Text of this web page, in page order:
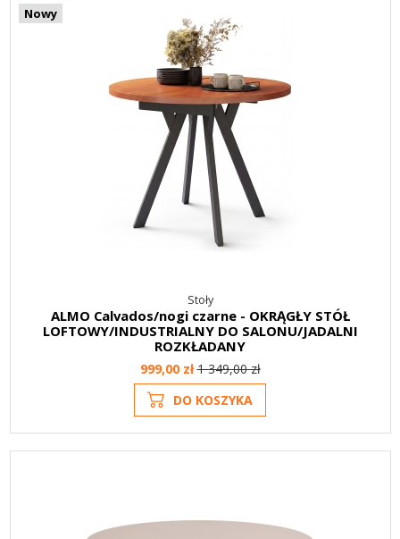
Nowy
Stoły
ALMO Calvados/nogi czarne - OKRĄGŁY STÓŁ
LOFTOWY/INDUSTRIALNY DO SALONU/JADALNI
ROZKŁADANY
999,00 zł1 349,00 zł
DO KOSZYKA